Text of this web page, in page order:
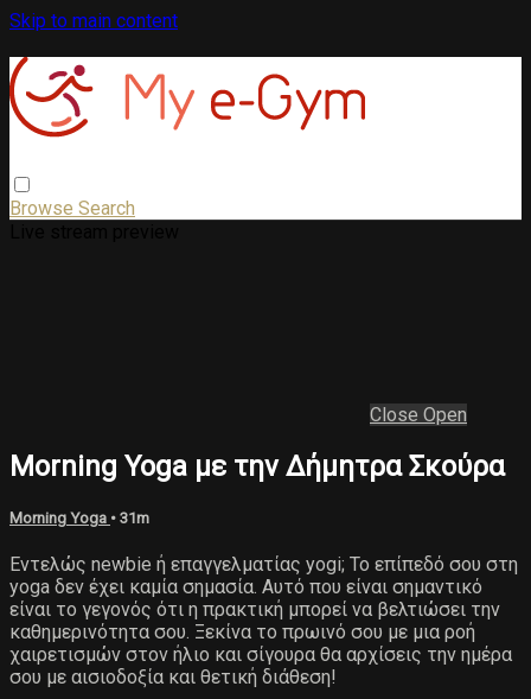
Skip to main content
Browse Search
Close Open
Morning Yoga με την Δήμητρα Σκούρα
Morning Yoga • 31m
Εντελώς newbie ή επαγγελματίας yogi; Το επίπεδό σου στη
yoga δεν έχει καμία σημασία. Αυτό που είναι σημαντικό
είναι το γεγονός ότι η πρακτική μπορεί να βελτιώσει την
καθημερινότητα σου. Ξεκίνα το πρωινό σου με μια ροή
χαιρετισμών στον ήλιο και σίγουρα θα αρχίσεις την ημέρα
σου με αισιοδοξία και θετική διάθεση!